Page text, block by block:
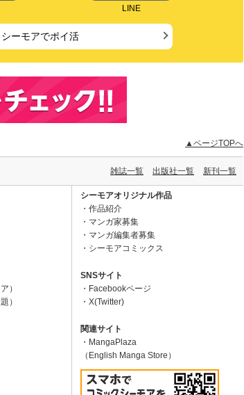
LINE
シーモアでポイ活
▲ページTOPへ
雑誌一覧 出版社一覧 新刊一覧
）
）
シーモアオリジナル作品
作品紹介
マンガ家募集
マンガ編集者募集
シーモアコミックス
SNSサイト
Facebookページ
X(Twitter)
関連サイト
MangaPlaza
（English Manga Store）